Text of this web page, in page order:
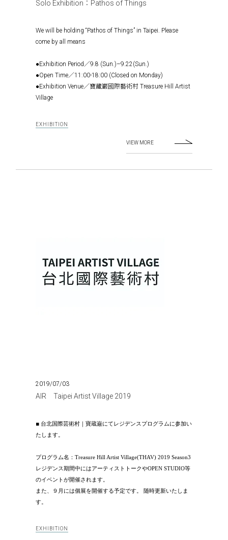
Solo Exhibition：Pathos of Things
We will be holding “Pathos of Things” in Taipei. Please
come by all means
●Exhibition Period／9.8 (Sun.)–9.22(Sun.)
●Open Time／11:00-18:00 (Closed on Monday)
●Exhibition Venue／寶藏巖國際藝術村 Treasure Hill Artist
Village
EXHIBITION
VIEW MORE
2019/07/03
AIR Taipei Artist Village 2019
■ 台北国際芸術村｜寶蔵巌にてレジデンスプログラムに参加い
たします。
プログラム名：Treasure Hill Artist Village(THAV) 2019 Season3
レジデンス期間中にはアーティストトークやOPEN STUDIO等
のイベントが開催されます。
また、９月には個展を開催する予定です。 随時更新いたしま
す。
EXHIBITION